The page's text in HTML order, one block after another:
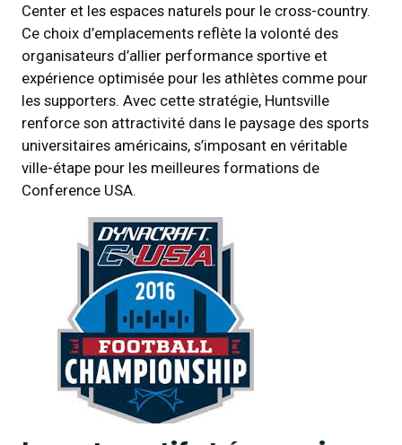
Center et les espaces naturels pour le cross-country.
Ce choix d’emplacements reflète la volonté des
organisateurs d’allier performance sportive et
expérience optimisée pour les athlètes comme pour
les supporters. Avec cette stratégie, Huntsville
renforce son attractivité dans le paysage des sports
universitaires américains, s’imposant en véritable
ville-étape pour les meilleures formations de
Conference USA.